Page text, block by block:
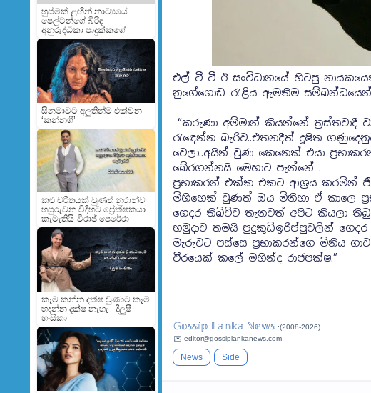
හුස්මක් ළඟින් නාට්‍යයේ
ෂෙල්ටන්ගේ බිරිඳ -
අනුරුද්ධිකා පාදුක්කගේ
සිනමාවට අලුතින්ම එක්වන
‘කන්නගී’
කළු චරිතයක් වුණත් නුරාන්ව
හසුරුවන විදිහට ප්‍රේක්ෂකයා
කැමැතියි-විරාජ් පෙරේරා
කෑම කන්න දක්ෂ වුණාට කෑම
හදන්න දක්ෂ නැහැ - දිලුෂී
හංසිකා
එල් ටී ටී ඊ සංවිධානයේ හිටපු
නුගේගොඩ රැළිය ඇමතීම සම්බන්ධයෙන්
“කරුණා අම්මාන් කියන්නේ ත්‍රස්තවාදී
රැඳෙන්න බැරිව..එතනදීත් දූෂිත
වෙලා..අයින් වුණ කෙනෙක් එයා
බේරගන්නයි මෙහාට පැන්නේ .
ප්‍රභාකරන් එක්ක එකට ආශ්‍රය කරමින්
මිහිහෙක් වුණත් ඔය මිනිහා ඒ කාලෙ
ගෙදර තිබිච්ච තැනවත් අපිට කියලා
හමුදාව තමයි පුදුකුඩිඉරිප්පුවලින්
මැරුවට පස්සෙ ප්‍රභාකරන්ගෙ මිනිය
වීරයෙක් කලේ මහින්ද රාජපක්ෂ.”
𝔾𝕠𝕤𝕤𝕚𝕡 𝕃𝕒𝕟𝕜𝕒 ℕ𝕖𝕨𝕤 :(2008-2026)
✉️ editor@gossiplankanews.com
News Side